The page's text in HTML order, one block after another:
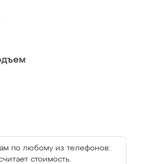
по любому из телефонов:
стоимость.